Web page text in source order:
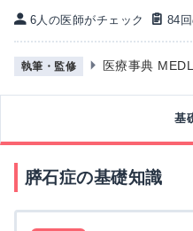
6人の医師がチェック
84
執筆・監修 医療事典
基
膵石症の基礎知識